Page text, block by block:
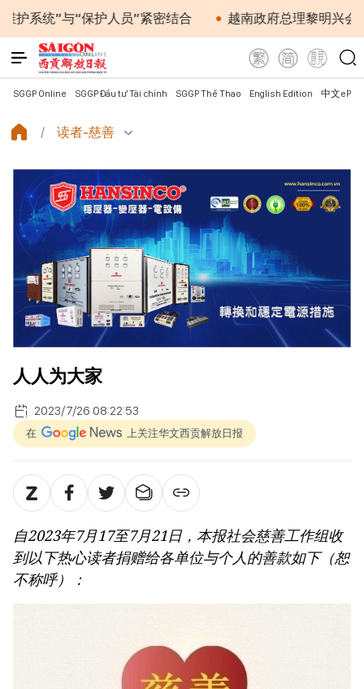
“保护人员”紧密结合 越南政府总理黎明兴会见马来西亚
SGGP Online SGGP Đầu tư Tài chính SGGP Thể Thao English Edition 中文
读者-慈善
人人为大家
2023/7/26 08:22:53
在 上关注华文西贡解放日报
自2023年7月17至7月21日，本报社会慈善工作组收
到以下热心读者捐赠给各单位与个人的善款如下（恕
不称呼）：